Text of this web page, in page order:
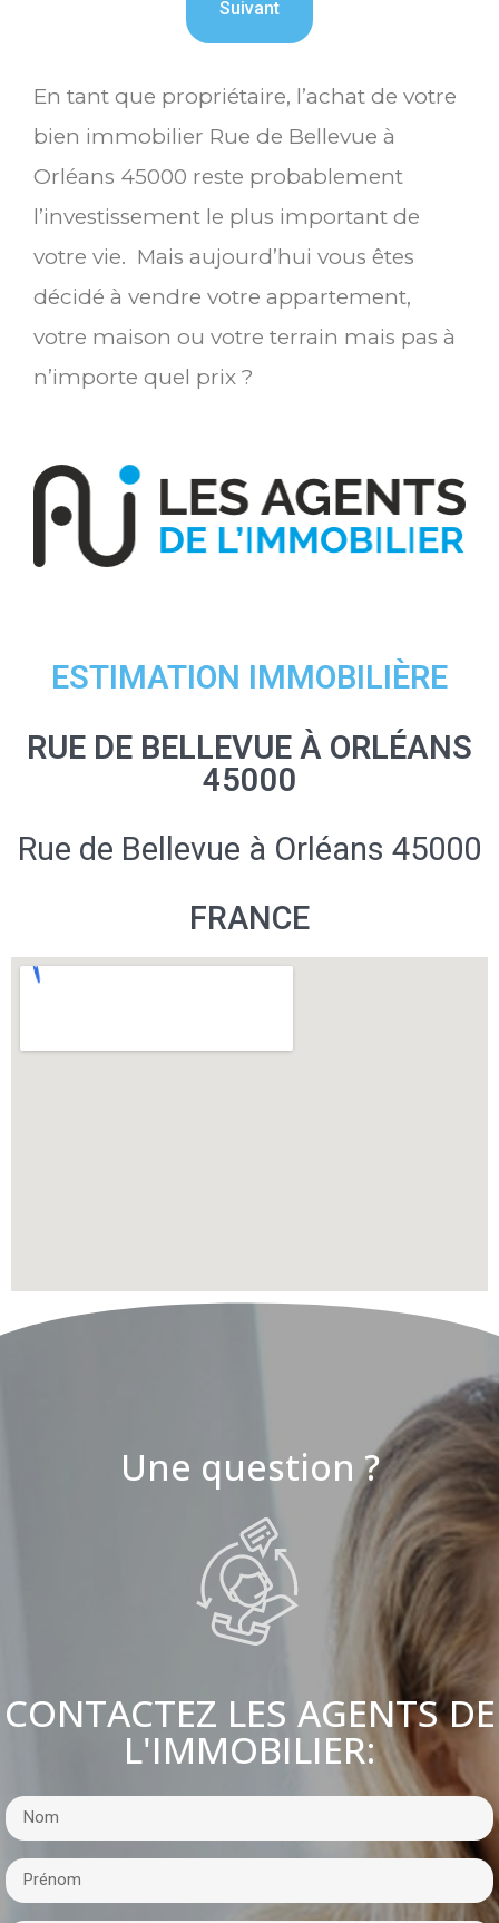
En tant que propriétaire, l’achat de votre
bien immobilier Rue de Bellevue à
Orléans 45000 reste probablement
l’investissement le plus important de
votre vie. Mais aujourd’hui vous êtes
décidé à vendre votre appartement,
votre maison ou votre terrain mais pas à
n’importe quel prix ?
ESTIMATION IMMOBILIÈRE
RUE DE BELLEVUE À ORLÉANS
45000
Rue de Bellevue à Orléans 45000
FRANCE
Une question ?
CONTACTEZ LES AGENTS DE
L'IMMOBILIER: